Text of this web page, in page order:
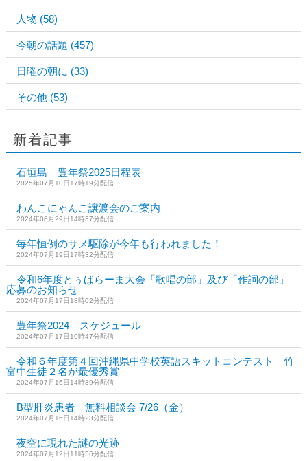
人物 (58)
今朝の話題 (457)
日曜の朝に (33)
その他 (53)
新着記事
石垣島 豊年祭2025日程表
2025年07月10日17時19分配信
わんこにゃんこ譲渡会のご案内
2024年08月29日14時37分配信
毎年恒例のサメ駆除が今年も行われました！
2024年07月19日17時32分配信
令和6年度とぅばらーま大会「歌唱の部」及び「作詞の部」
応募のお知らせ
2024年07月17日18時02分配信
豊年祭2024 スケジュール
2024年07月17日10時47分配信
令和６年度第４回沖縄県中学校英語スキットコンテスト 竹
富中生徒２名が最優秀賞
2024年07月16日14時39分配信
B型肝炎患者 無料相談会 7/26（金）
2024年07月16日14時23分配信
夜空に現れた謎の光跡
2024年07月12日11時56分配信